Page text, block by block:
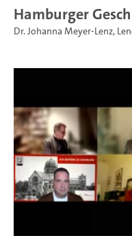
Hamburger
Dr. Johanna Meyer-Lenz,